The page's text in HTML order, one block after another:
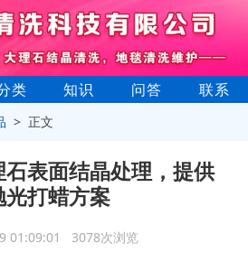
类 知识 问答 联系
> 正文
表面结晶处理，提供
打蜡方案
01:09:01 3078次浏览